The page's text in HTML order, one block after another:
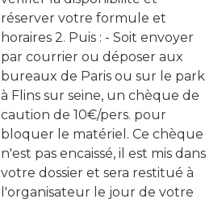
réserver votre formule et
horaires 2. Puis : - Soit envoyer
par courrier ou déposer aux
bureaux de Paris ou sur le park
à Flins sur seine, un chèque de
caution de 10€/pers. pour
bloquer le matériel. Ce chèque
n'est pas encaissé, il est mis dans
votre dossier et sera restitué à
l'organisateur le jour de votre